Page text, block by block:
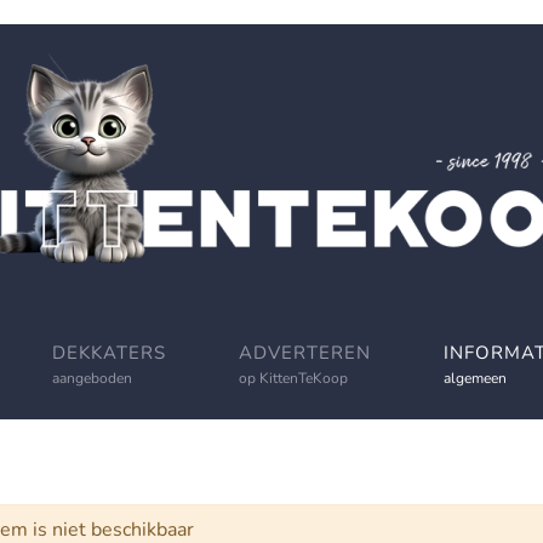
DEKKATERS
aangeboden
ADVERTEREN
op KittenTeKoop algemeen
is niet beschikbaar